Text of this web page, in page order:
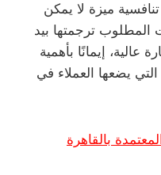
ميزة لا يمكن
المطلوب ترجمتها بيد
عالية، إيمانًا بأهمية
التي يضعها العملاء في
بالقاهرة